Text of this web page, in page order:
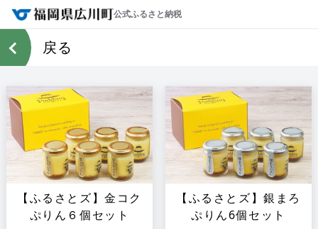
公式ふるさと納税
戻る
【ふるさとズ】金コク
ぷりん６個セット
【ふるさとズ】銀まろ
ぷりん6個セット